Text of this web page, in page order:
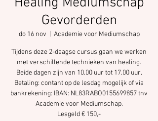
Gevorderden
do 16 nov Academie voor Mediumschap
Tijdens deze 2-daagse cursus gaan we werken
met verschillende technieken van healing.
Beide dagen zijn van 10.00 uur tot 17.00 uur.
Betaling: contant op de lesdag mogelijk of via
bankrekening: IBAN: NL83RABO0155699857 tnv
Academie voor Mediumschap.